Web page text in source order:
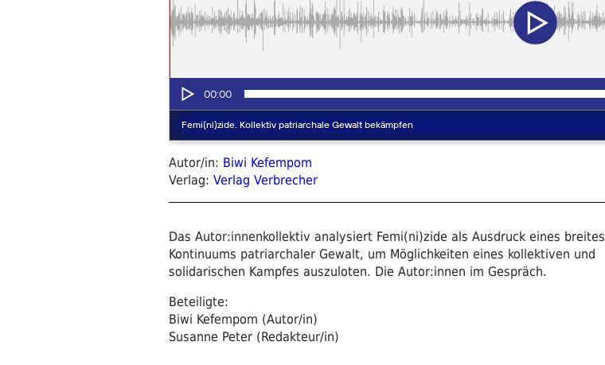
Autor/in: Biwi Kefempom
Verlag: Verlag Verbrecher
Das Autor:innenkollektiv analysiert Femi(ni)zide als Ausdruck eines breites
Kontinuums patriarchaler Gewalt, um Möglichkeiten eines kollektiven und
solidarischen Kampfes auszuloten. Die Autor:innen im Gespräch.
Beteiligte:
Biwi Kefempom (Autor/in)
Susanne Peter (Redakteur/in)